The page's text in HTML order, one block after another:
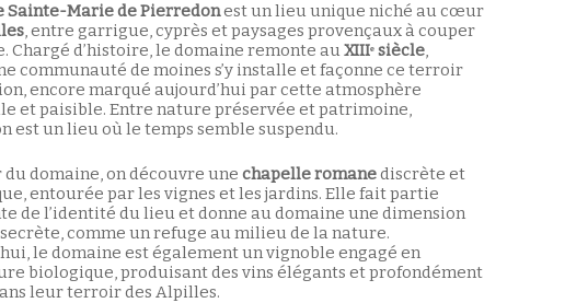
Sainte-Marie de Pierredonest un lieu unique niché au cœur
, entre garrigue, cyprès et paysages provençaux à couper
Chargé d’histoire, le domaine remonte auXIIIᵉ siècle,
communauté de moines s’y installe et façonne ce terroir
encore marqué aujourd’hui par cette atmosphère
et paisible. Entre nature préservée et patrimoine,
est un lieu où le temps semble suspendu.
domaine, on découvre unechapelle romanediscrète et
entourée par les vignes et les jardins. Elle fait partie
de l’identité du lieu et donne au domaine une dimension
comme un refuge au milieu de la nature.
le domaine est également un vignoble engagé en
biologique, produisant des vins élégants et profondément
leur terroir des Alpilles.